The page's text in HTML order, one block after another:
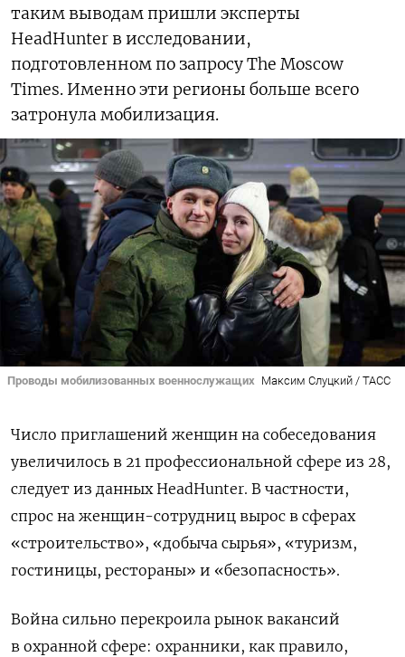
таким выводам пришли эксперты
HeadHunter в исследовании,
подготовленном по запросу The Moscow
Times. Именно эти регионы больше всего
затронула мобилизация.
Проводы мобилизованных военнослужащих Максим Слуцкий / ТАСС
Число приглашений женщин на собеседования
увеличилось в 21 профессиональной сфере из 28,
следует из данных HeadHunter. В частности,
спрос на женщин-сотрудниц вырос в сферах
«строительство», «добыча сырья», «туризм,
гостиницы, рестораны» и «безопасность».
Война сильно перекроила рынок вакансий
в охранной сфере: охранники, как правило,